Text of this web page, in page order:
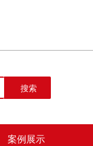
搜索
案例展示